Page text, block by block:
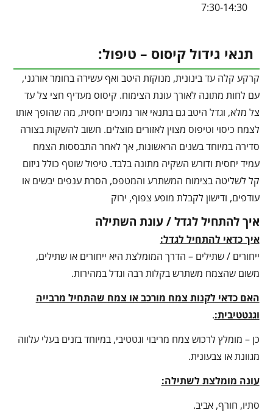
7:30-14:30
תנאי גידול קיסוס – טיפול:
קרקע קלה עד בינונית, מנוקזת היטב ואף עשירה בחומר אורגני,
עם לחות מתונה לאורך עונת הצימוח. קיסוס מעדיף חצי צל עד
צל מלא, וגדל היטב גם בתנאי אור נמוכים יחסית, מה שהופך אותו
לצמח כיסוי וטיפוס מצוין לאזורים מוצלים. חשוב להשקות בצורה
סדירה במיוחד בשנים הראשונות, אך לאחר התבססות הצמח
עמיד יחסית ודורש השקיה מתונה בלבד. טיפול שוטף כולל גיזום
קל לשליטה בצימוח המשתרע והמטפס, הסרת ענפים יבשים או
עודפים, ודישון לקבלת מופע צפוף, ירוק
איך להתחיל לגדל / עונת השתילה
איך כדאי להתחיל לגדל:
ייחורים / שתילים – הדרך המומלצת היא ייחורים או שתילים,
משום שהצמח משתרש בקלות רבה וגדל במהירות.
האם כדאי לקנות צמח מורכב או צמח שהתחיל מרבייה
וגגטטיבית:.
כן – מומלץ לרכוש צמח מריבוי וגטטיבי, במיוחד בזנים בעלי עלווה
מגוונת או צבעונית.
עונה מומלצת לשתילה:
סתיו, חורף, אביב.